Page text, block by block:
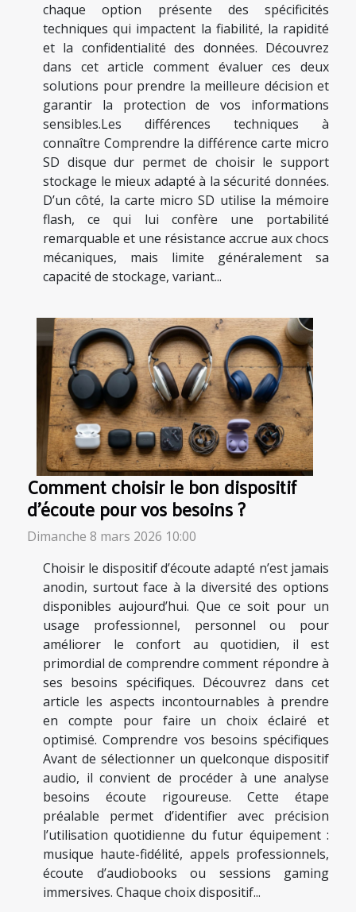
chaque option présente des spécificités
techniques qui impactent la fiabilité, la rapidité
et la confidentialité des données. Découvrez
dans cet article comment évaluer ces deux
solutions pour prendre la meilleure décision et
garantir la protection de vos informations
sensibles.Les différences techniques à
connaître Comprendre la différence carte micro
SD disque dur permet de choisir le support
stockage le mieux adapté à la sécurité données.
D’un côté, la carte micro SD utilise la mémoire
flash, ce qui lui confère une portabilité
remarquable et une résistance accrue aux chocs
mécaniques, mais limite généralement sa
capacité de stockage, variant...
Comment choisir le bon dispositif
d'écoute pour vos besoins ?
Dimanche 8 mars 2026 10:00
Choisir le dispositif d’écoute adapté n’est jamais
anodin, surtout face à la diversité des options
disponibles aujourd’hui. Que ce soit pour un
usage professionnel, personnel ou pour
améliorer le confort au quotidien, il est
primordial de comprendre comment répondre à
ses besoins spécifiques. Découvrez dans cet
article les aspects incontournables à prendre
en compte pour faire un choix éclairé et
optimisé. Comprendre vos besoins spécifiques
Avant de sélectionner un quelconque dispositif
audio, il convient de procéder à une analyse
besoins écoute rigoureuse. Cette étape
préalable permet d’identifier avec précision
l’utilisation quotidienne du futur équipement :
musique haute-fidélité, appels professionnels,
écoute d’audiobooks ou sessions gaming
immersives. Chaque choix dispositif...